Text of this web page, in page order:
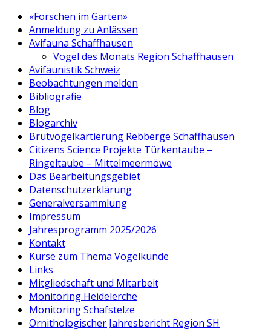
«Forschen im Garten»
Anmeldung zu Anlässen
Avifauna Schaffhausen
Vogel des Monats Region Schaffhausen
Avifaunistik Schweiz
Beobachtungen melden
Bibliografie
Blog
Blogarchiv
Brutvogelkartierung Rebberge Schaffhausen
Citizens Science Projekte Türkentaube –
Ringeltaube – Mittelmeermöwe
Das Bearbeitungsgebiet
Datenschutzerklärung
Generalversammlung
Impressum
Jahresprogramm 2025/2026
Kontakt
Kurse zum Thema Vogelkunde
Links
Mitgliedschaft und Mitarbeit
Monitoring Heidelerche
Monitoring Schafstelze
Ornithologischer Jahresbericht Region SH